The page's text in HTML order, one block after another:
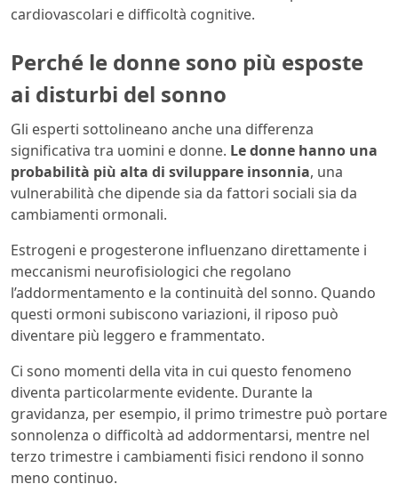
cardiovascolari e difficoltà cognitive.
Perché le donne sono più esposte
ai disturbi del sonno
Gli esperti sottolineano anche una differenza
significativa tra uomini e donne. Le donne hanno una
probabilità più alta di sviluppare insonnia, una
vulnerabilità che dipende sia da fattori sociali sia da
cambiamenti ormonali.
Estrogeni e progesterone influenzano direttamente i
meccanismi neurofisiologici che regolano
l’addormentamento e la continuità del sonno. Quando
questi ormoni subiscono variazioni, il riposo può
diventare più leggero e frammentato.
Ci sono momenti della vita in cui questo fenomeno
diventa particolarmente evidente. Durante la
gravidanza, per esempio, il primo trimestre può portare
sonnolenza o difficoltà ad addormentarsi, mentre nel
terzo trimestre i cambiamenti fisici rendono il sonno
meno continuo.